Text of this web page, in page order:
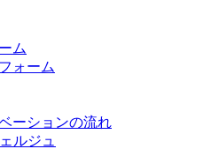
ム
ォーム
ーションの流れ
ルジュ